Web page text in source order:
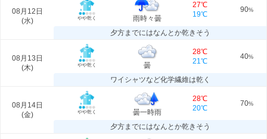
08月12日
(水) やや乾く 雨時々曇
27℃
19℃
90%
夕方までにはなんとか乾きそう
08月13日
(木) やや乾く 曇
28℃
21℃
40%
ワイシャツなど化学繊維は乾く
08月14日
(金) やや乾く 曇一時雨
28℃
20℃
70%
夕方までにはなんとか乾きそう